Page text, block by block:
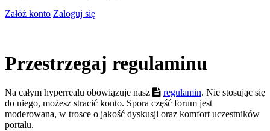
Załóż konto Zaloguj się
Przestrzegaj regulaminu
Na całym hyperrealu obowiązuje nasz regulamin. Nie stosując się
do niego, możesz stracić konto. Spora część forum jest
moderowana, w trosce o jakość dyskusji oraz komfort uczestników
portalu.